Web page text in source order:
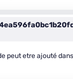
peut etre ajouté